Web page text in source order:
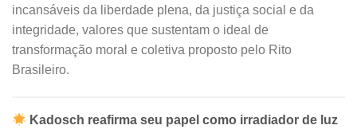
incansáveis da liberdade plena, da justiça social e da
integridade, valores que sustentam o ideal de
transformação moral e coletiva proposto pelo Rito
Brasileiro.
Kadosch reafirma seu papel como irradiador de luz